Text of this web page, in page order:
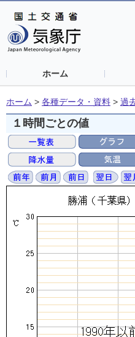
ホーム
ホーム > 各種データ・資料 > 過
１時間ごとの値